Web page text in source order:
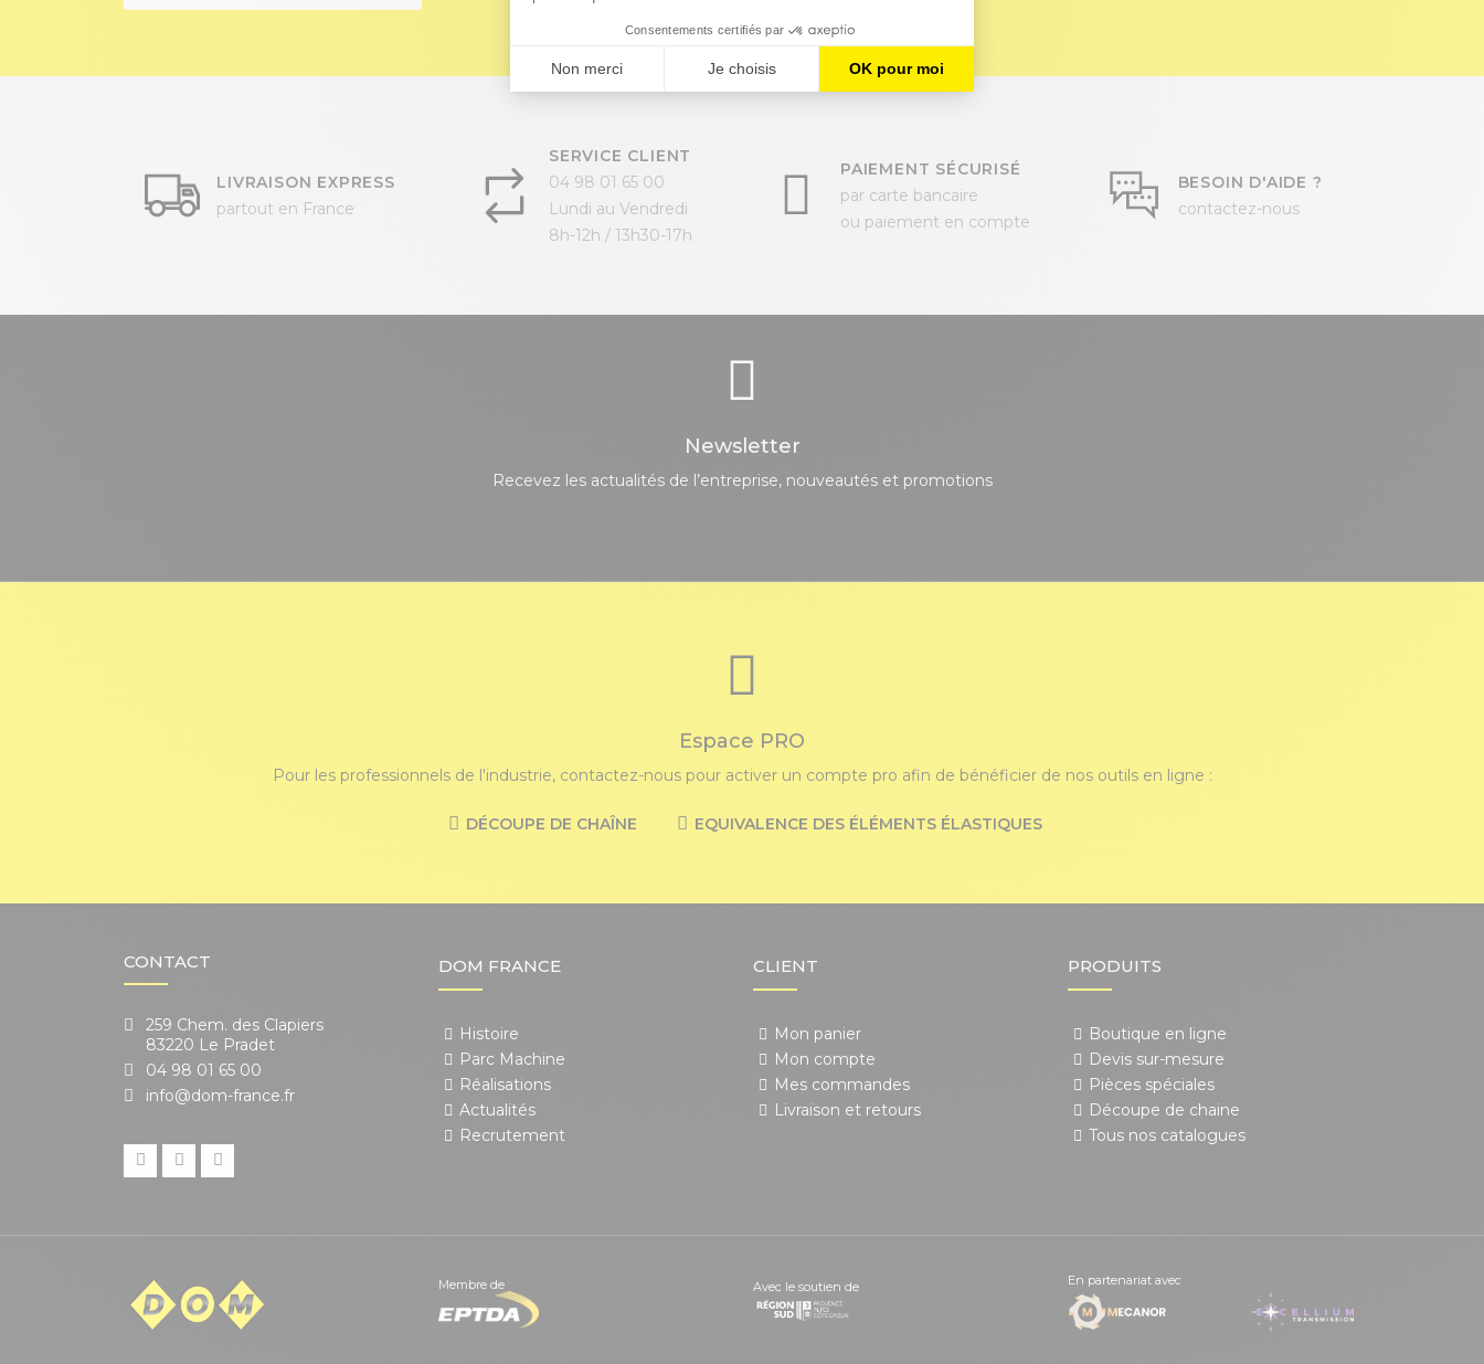
LIVRAISON EXPRESS
partout en France
SERVICE CLIENT
04 98 01 65 00
Lundi au Vendredi
8h-12h / 13h30-17h
PAIEMENT SÉCURISÉ
par carte bancaire
ou paiement en compte
BESOIN D'AIDE ?
contactez-nous
Newsletter
Recevez les actualités de l’entreprise, nouveautés et promotions
Espace PRO
Pour les professionnels de l'industrie, contactez-nous pour activer un compte pro afin de bénéficier de nos outils en ligne :
DÉCOUPE DE CHAÎNE EQUIVALENCE DES ÉLÉMENTS ÉLASTIQUES
CONTACT
259 Chem. des Clapiers
83220 Le Pradet
04 98 01 65 00
info@dom-france.fr
DOM FRANCE
Histoire
Parc Machine
Réalisations
Actualités
Recrutement
CLIENT
Mon panier
Mon compte
Mes commandes
Livraison et retours
PRODUITS
Boutique en ligne
Devis sur-mesure
Pièces spéciales
Découpe de chaine
Tous nos catalogues
Membre de Avec le soutien de En partenariat avec